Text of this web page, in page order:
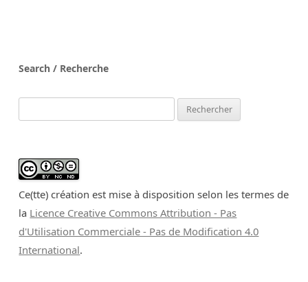
Search / Recherche
Ce(tte) création est mise à disposition selon les termes de
la Licence Creative Commons Attribution - Pas
d'Utilisation Commerciale - Pas de Modification 4.0
International.